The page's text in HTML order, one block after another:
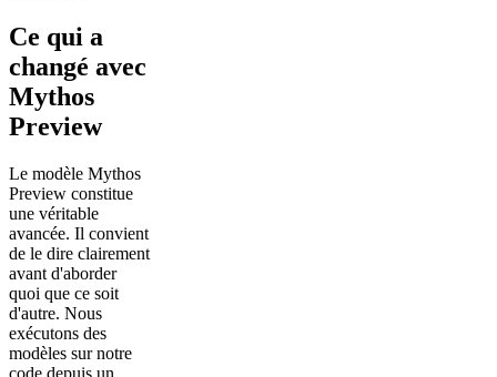
Ce qui a
changé avec
Mythos
Preview
Le modèle Mythos
Preview constitue
une véritable
avancée. Il convient
de le dire clairement
avant d'aborder
quoi que ce soit
d'autre. Nous
exécutons des
modèles sur notre
code depuis un